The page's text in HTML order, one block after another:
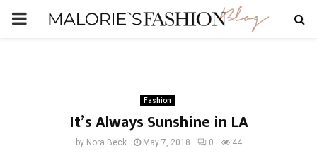
PRIMARY
Fashion
It’s Always Sunshine in LA
by Nora Beck May 7, 2018 0 44